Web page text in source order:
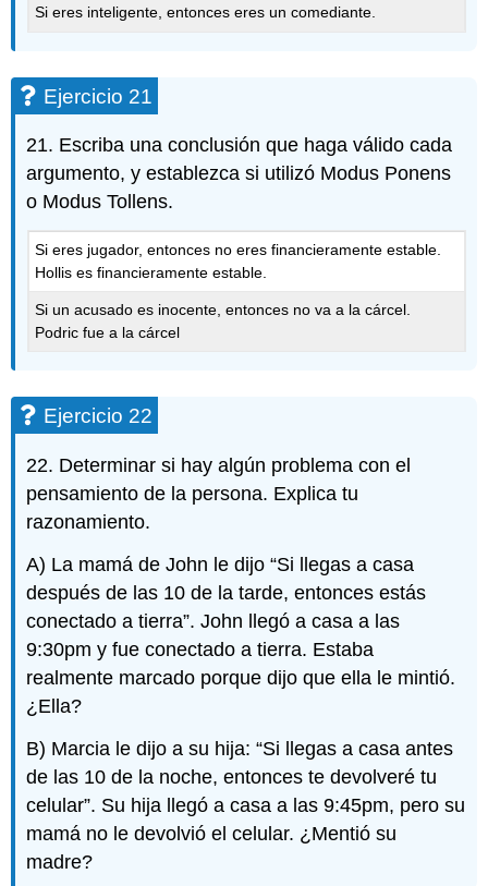
Si eres inteligente, entonces eres un comediante.
Ejercicio 21
21. Escriba una conclusión que haga válido cada
argumento, y establezca si utilizó Modus Ponens
o Modus Tollens.
Si eres jugador, entonces no eres financieramente estable.
Hollis es financieramente estable.
Si un acusado es inocente, entonces no va a la cárcel.
Podric fue a la cárcel
Ejercicio 22
22. Determinar si hay algún problema con el
pensamiento de la persona. Explica tu
razonamiento.
A) La mamá de John le dijo “Si llegas a casa
después de las 10 de la tarde, entonces estás
conectado a tierra”. John llegó a casa a las
9:30pm y fue conectado a tierra. Estaba
realmente marcado porque dijo que ella le mintió.
¿Ella?
B) Marcia le dijo a su hija: “Si llegas a casa antes
de las 10 de la noche, entonces te devolveré tu
celular”. Su hija llegó a casa a las 9:45pm, pero su
mamá no le devolvió el celular. ¿Mentió su
madre?